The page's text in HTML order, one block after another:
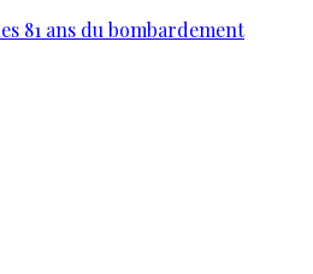
81 ans du bombardement